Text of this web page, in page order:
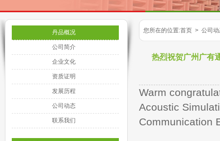
丹品概况
公司简介
企业文化
资质证明
发展历程
公司动态
联系我们
您所在的位置:首页 > 公司动
热烈祝贺广州广有
Warm
Acoustic
Communication